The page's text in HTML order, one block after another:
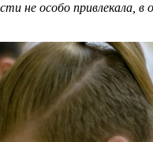
не особо привлекала,